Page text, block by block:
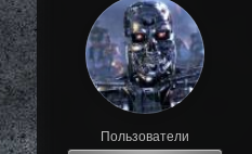
Пользователи